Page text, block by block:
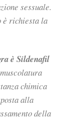
sessuale.
è richiesta la
è Sildenafil
chimica
alla
della